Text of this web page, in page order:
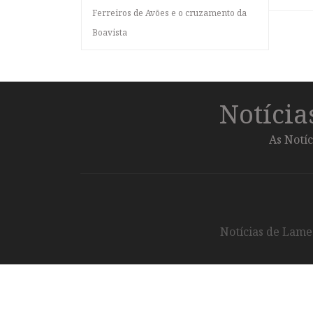
Ferreiros de Avões e o cruzamento da
Boavista
As
Notícias de